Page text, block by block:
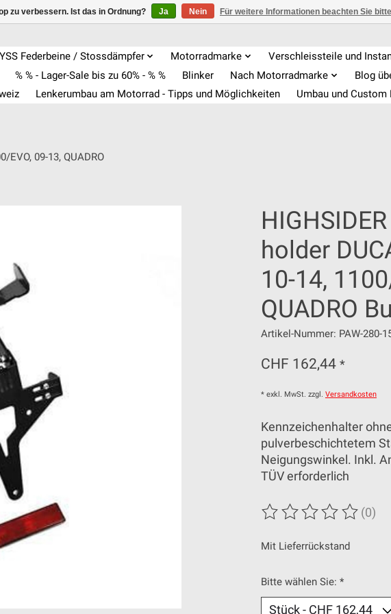
YSS Federbeine / Stossdämpfer Motorradmarke
Verschleissteile und
% % - Lager-Sale bis zu 60% - % % Blinker Nach Motorradmarke
Blog
Lenkerumbau am Motorrad - Tipps und Möglichkeiten Umbau und Custom
EVO, 09-13, QUADRO
holder
10-14,
QUADRO
Artikel-Nummer: PAW-280-
CHF 162,44 *
* exkl. MwSt. zzgl. Versandkosten
Kennzeichenhalter
pulverbeschichtetem
Neigungswinkel. Inkl.
TÜV erforderlich
Die Bewertung dieses
(0)
Mit Lieferrückstand
Bitte wählen Sie: *
zu verbessern. Ist das in Ordnung? Ja Nein Für weitere Informationen beachten Sie